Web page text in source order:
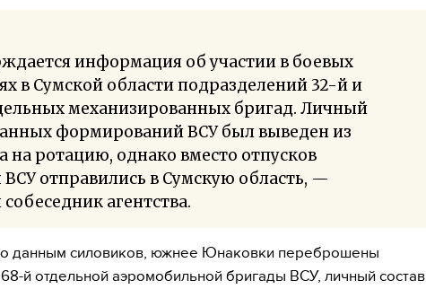
информация об участии в боевых
в Сумской области подразделений 32-й и
механизированных бригад. Личный
формирований ВСУ был выведен из
на ротацию, однако вместо отпусков
ВСУ отправились в Сумскую область, —
агентства.
данным силовиков, южнее Юнаковки переброшены
й отдельной аэромобильной бригады ВСУ, личный состав